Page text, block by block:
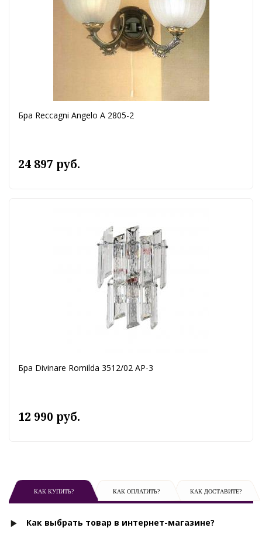
Бра Reccagni Angelo A 2805-2
24 897 руб.
Бра Divinare Romilda 3512/02 AP-3
12 990 руб.
КАК КУПИТЬ? КАК ОПЛАТИТЬ? КАК ДОСТАВИТЕ?
Как выбрать товар в интернет-магазине?